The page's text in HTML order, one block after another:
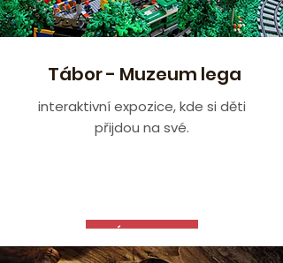
Tábor - Muzeum lega
interaktivní expozice, kde si děti
přijdou na své.
VÍCE ZDE